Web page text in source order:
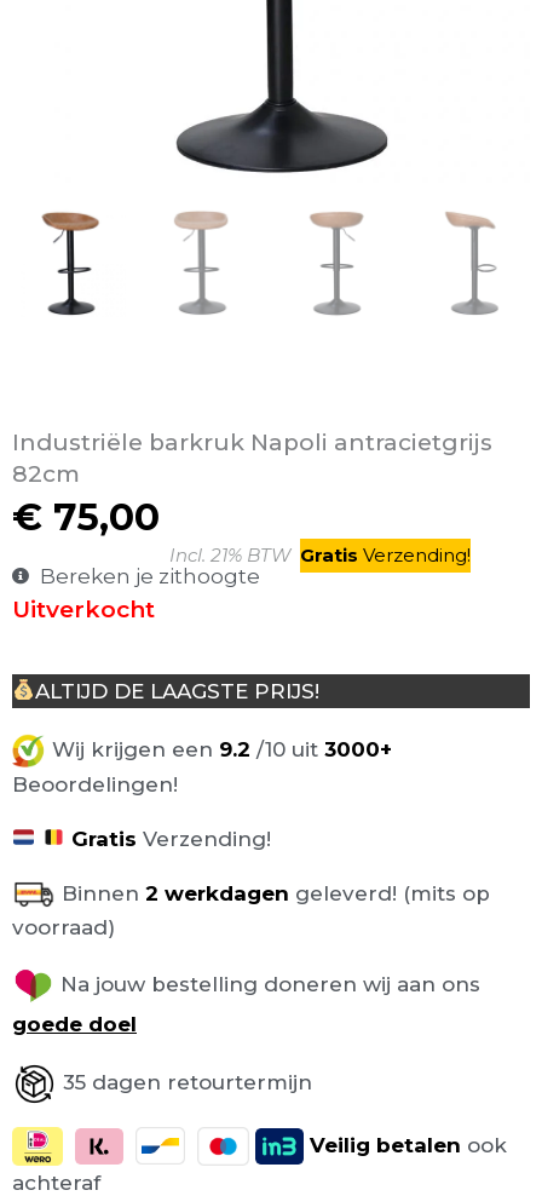
Industriële barkruk Napoli antracietgrijs
82cm
€ 75,00
Incl. 21% BTW Gratis Verzending!
Bereken je zithoogte
Uitverkocht
ALTIJD DE LAAGSTE PRIJS!
Wij krijgen een 9.2 /10 uit 3000+
Beoordelingen!
Gratis Verzending!
Binnen 2 werkdagen geleverd! (mits op
voorraad)
Na jouw bestelling doneren wij aan ons
goede doel
35 dagen retourtermijn
Veilig betalen ook
achteraf